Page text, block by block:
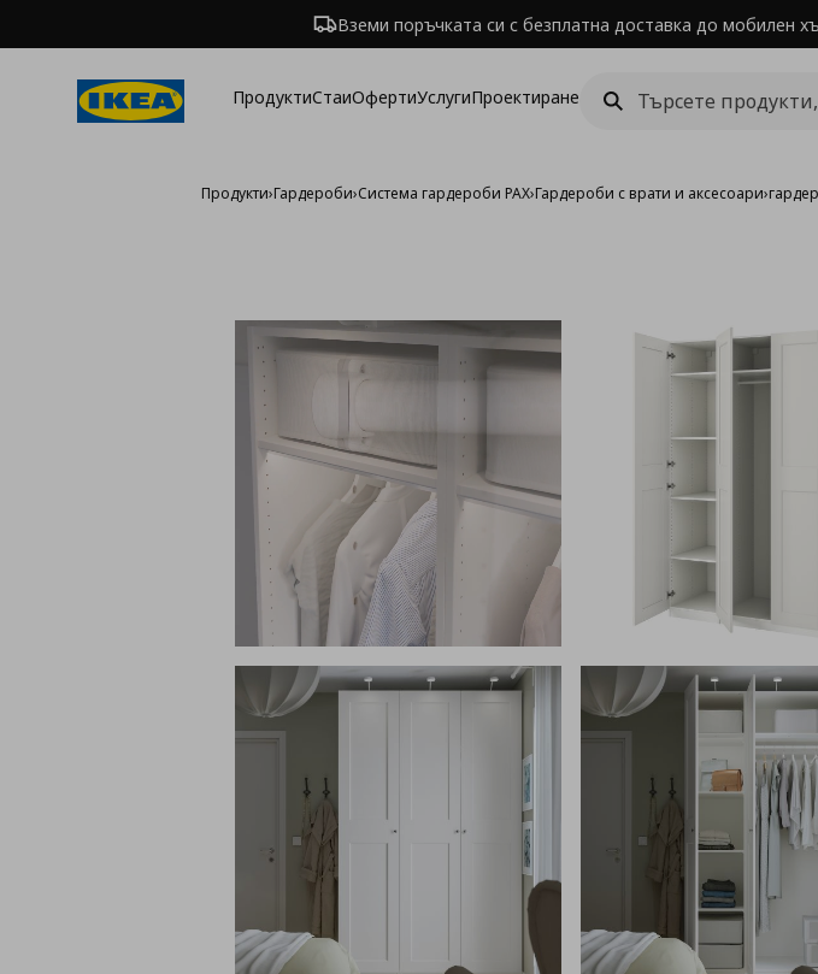
Вземи поръчката си с безплатна доставка до мобилен
ПродуктиСтаиОфертиУслугиПроектиране
Продукти›Гардероби›Система гардероби PAX›Гардероби с врати и аксесоари›